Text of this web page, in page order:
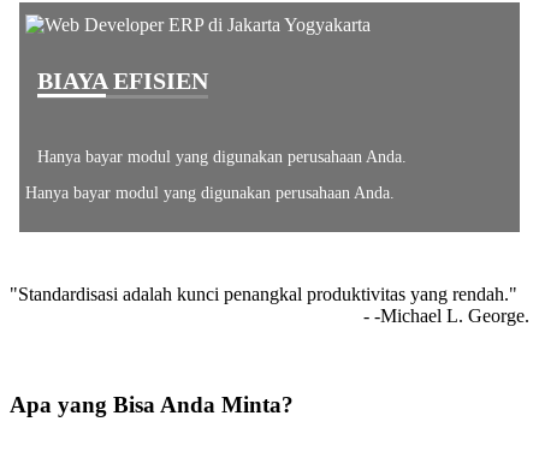
BIAYA EFISIEN
Hanya bayar modul yang digunakan perusahaan Anda.
Hanya bayar modul yang digunakan perusahaan Anda.
"Standardisasi adalah kunci penangkal produktivitas yang rendah."
- -Michael L. George.
Apa yang Bisa Anda Minta?